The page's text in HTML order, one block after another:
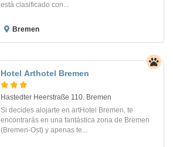
está clasificado con...
Bremen
Hotel Arthotel Bremen
Hastedter Heerstraße 110. Bremen
Si decides alojarte en artHotel Bremen, te
encontrarás en una fantástica zona de Bremen
(Bremen-Ost) y apenas te...